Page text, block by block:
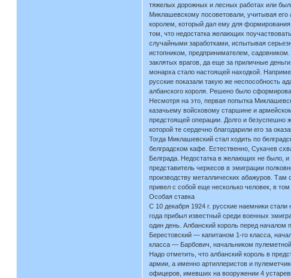
тяжелых дорожных и лесных работах или
Миклашевскому посоветовали, учитывая его
королем, который дал ему для
том, что недостатка желающих
случайными заработками, испытывая
истопником, предпринимателем,
заклятых врагов, да еще за приличные
монарха стало настоящей находкой.
русские показали такую же неспособность
албанского короля. Решено было
Несмотря на это, первая попытка
казачьему войсковому старшине и
предстоящей операции. Долго и безуспешно
которой те сердечно благодарили его за
Тогда Миклашевский стал ходить по
белградском кафе. Естественно, Сукачев
Белграда. Недостатка в желающих не было,
представитель черкесов в эмиграции
производству металлических абажуров. Там
привел с собой еще несколько человек, в
Особая ставка
С 10 декабря 1924 г. русские наемники
года прибыл известный среди военных
один день. Албанский король перед
Берестовский — капитаном 1-го класса,
класса — Барбович, начальником
Надо отметить, что албанский король в
армии, а именно артиллеристов и
офицеров, имевших на вооружении 4